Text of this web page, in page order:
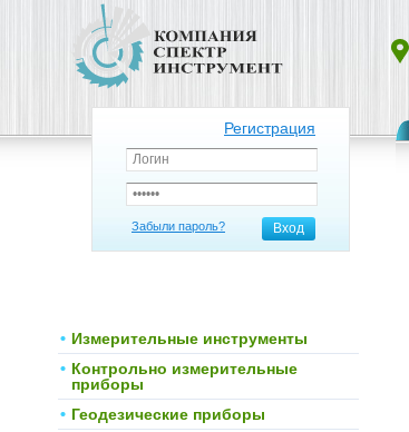
Регистрация
Забыли пароль? Вход
Измерительные инструменты
Контрольно измерительные
приборы
Геодезические приборы